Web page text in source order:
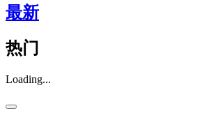
最新
热门
Loading...